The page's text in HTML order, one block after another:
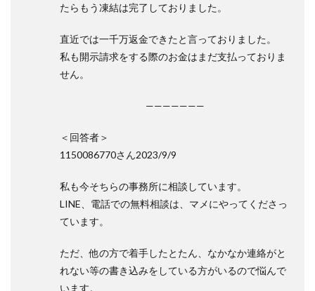
たらもう凍結は完了しておりました。
直近では一千万返金できたと言っておりました。
私も開示請求をする際のお金はまだ支払っておりま
せん。
———————
＜回答者＞
1150086770さん2023/9/9
私も今そちらの事務所に相談しています。
LINE、電話での無料相談は、マメにやってくださっ
ています。
ただ、他の方で着手したとたん、なかなか連絡がと
れない等の書き込みをしている方がいるので悩んで
います。